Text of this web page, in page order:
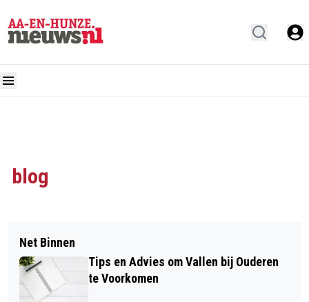
blog
Net Binnen
Tips en Advies om Vallen bij Ouderen
te Voorkomen